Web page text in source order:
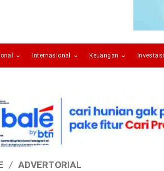
Internasional Keuangan Investasi
ADVERTORIAL